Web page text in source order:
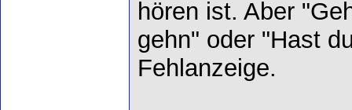
hören ist. Aber
gehn" oder "Hast
Fehlanzeige.